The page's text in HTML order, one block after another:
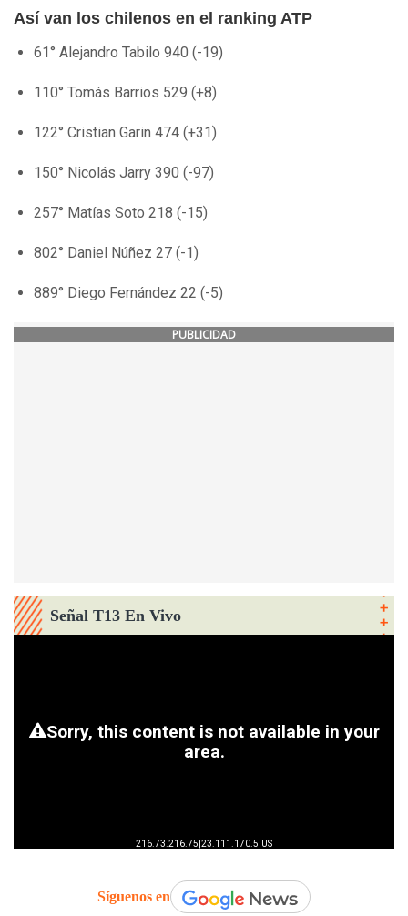
Así van los chilenos en el ranking ATP
61° Alejandro Tabilo 940 (-19)
110° Tomás Barrios 529 (+8)
122° Cristian Garin 474 (+31)
150° Nicolás Jarry 390 (-97)
257° Matías Soto 218 (-15)
802° Daniel Núñez 27 (-1)
889° Diego Fernández 22 (-5)
PUBLICIDAD
Señal T13 En Vivo
Síguenos en